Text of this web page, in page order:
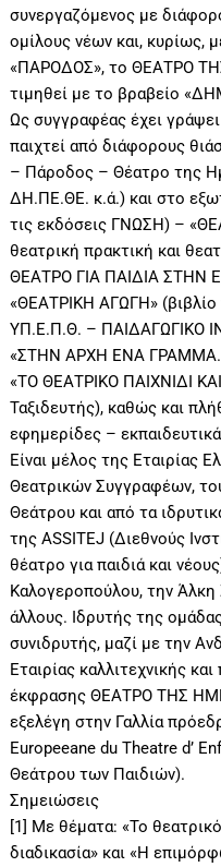
συνεργαζόμενος με
ομίλους νέων και, κυρίως,
«ΠΑΡΟΔΟΣ», το ΘΕΑΤΡΟ
τιμηθεί με το βραβείο
Ως συγγραφέας έχει
παιχτεί από διάφορους
– Πάροδος – Θέατρο της
ΔΗ.ΠΕ.ΘΕ. κ.ά.) και στο
τις εκδόσεις ΓΝΩΣΗ) –
θεατρική πρακτική και
ΘΕΑΤΡΟ ΓΙΑ ΠΑΙΔΙΑ ΣΤΗΝ
«ΘΕΑΤΡΙΚΗ ΑΓΩΓΗ»
ΥΠ.Ε.Π.Θ. – ΠΑΙΔΑΓΩΓΙΚΟ
«ΣΤΗΝ ΑΡΧΗ ΕΝΑ
«ΤΟ ΘΕΑΤΡΙΚΟ ΠΑΙΧΝΙΔΙ
Ταξιδευτής), καθώς και
εφημερίδες –
Είναι μέλος της Εταιρίας
Θεατρικών Συγγραφέων,
Θεάτρου και από τα
της ASSITEJ (Διεθνούς
θέατρο για παιδιά και
Καλογεροπούλου, την
άλλους. Ιδρυτής της
συνιδρυτής, μαζί με την
Εταιρίας καλλιτεχνικής
έκφρασης ΘΕΑΤΡΟ ΤΗΣ
εξελέγη στην Γαλλία
Europeeane du Theatre d’
Θεάτρου των Παιδιών).
Σημειώσεις
[1] Με θέματα: «Το
διαδικασία» και «Η